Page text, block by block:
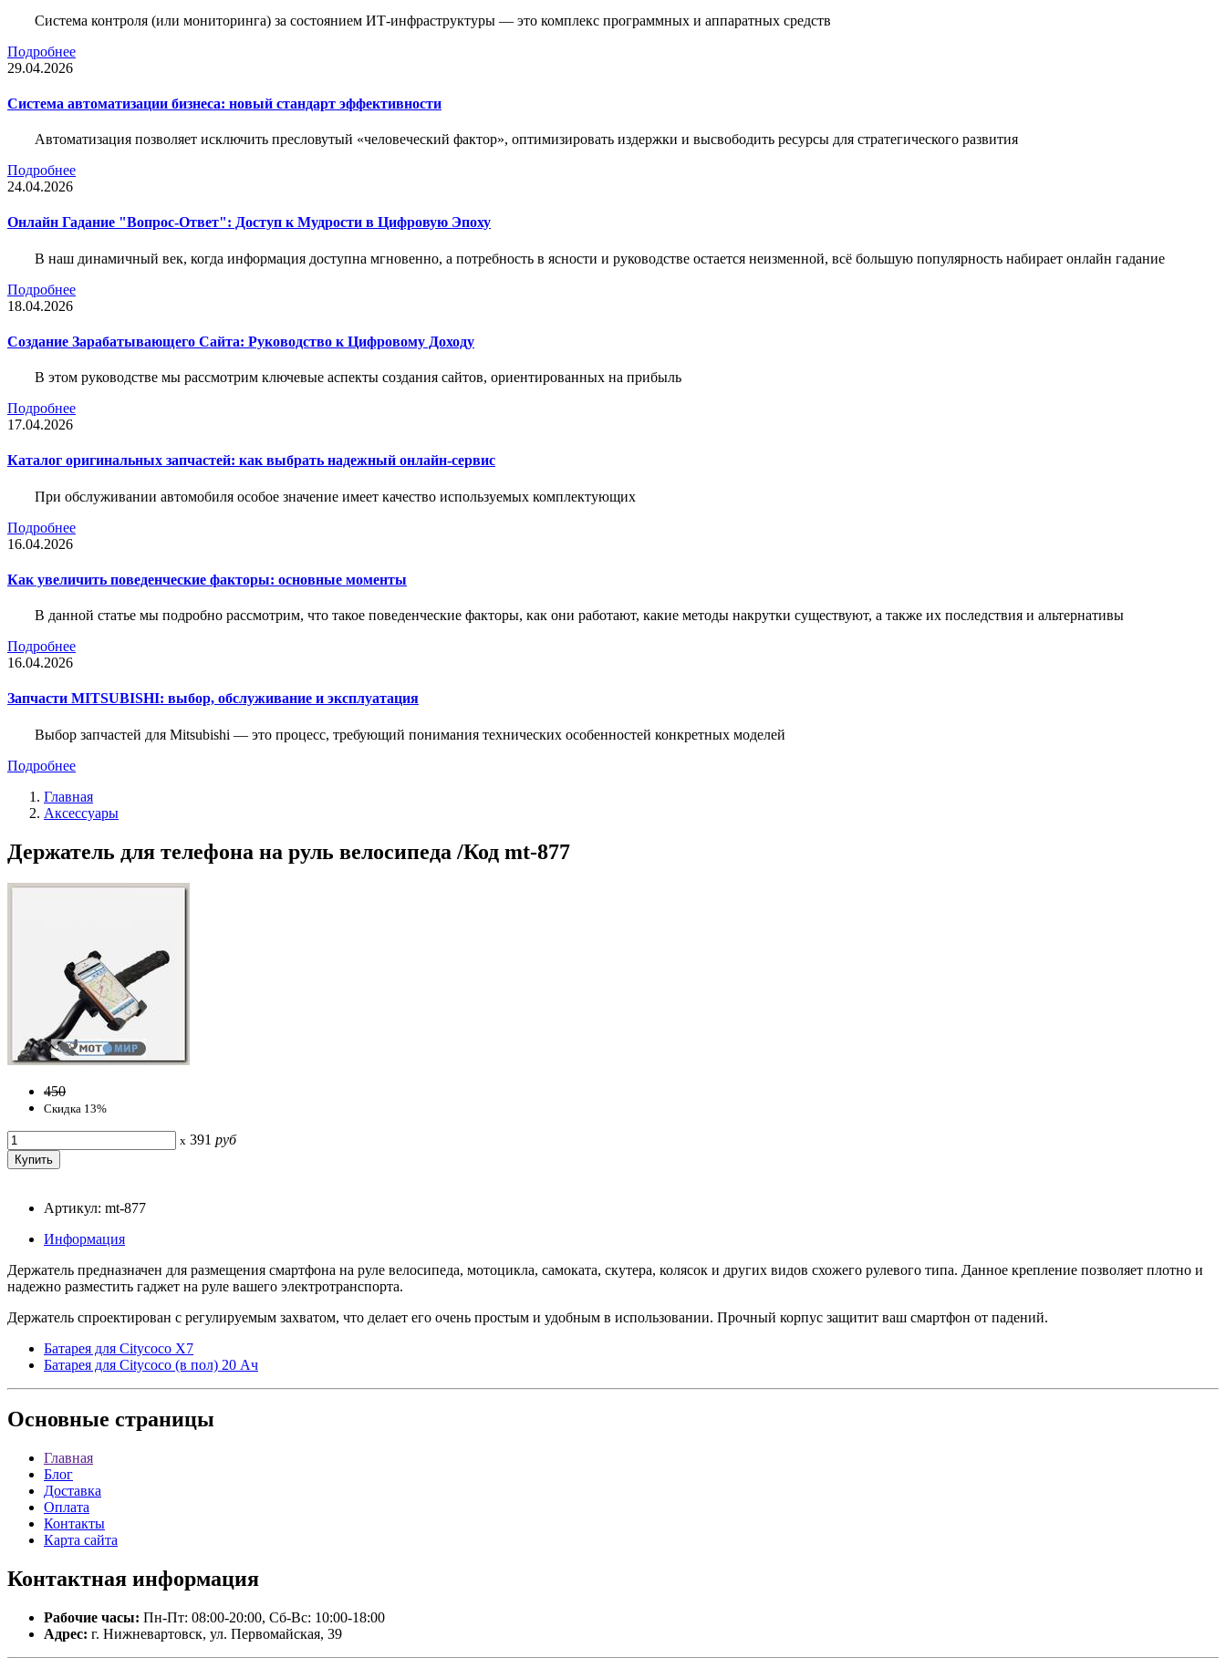
Система контроля (или мониторинга) за состоянием ИТ-инфраструктуры — это комплекс программных и аппаратных средств
Подробнее
29.04.2026
Система автоматизации бизнеса: новый стандарт эффективности
Автоматизация позволяет исключить пресловутый «человеческий фактор», оптимизировать издержки и высвободить ресурсы для стратегического развития
Подробнее
24.04.2026
Онлайн Гадание "Вопрос-Ответ": Доступ к Мудрости в Цифровую Эпоху
В наш динамичный век, когда информация доступна мгновенно, а потребность в ясности и руководстве остается неизменной, всё большую популярность набирает онлайн гадание
Подробнее
18.04.2026
Создание Зарабатывающего Сайта: Руководство к Цифровому Доходу
В этом руководстве мы рассмотрим ключевые аспекты создания сайтов, ориентированных на прибыль
Подробнее
17.04.2026
Каталог оригинальных запчастей: как выбрать надежный онлайн-сервис
При обслуживании автомобиля особое значение имеет качество используемых комплектующих
Подробнее
16.04.2026
Как увеличить поведенческие факторы: основные моменты
В данной статье мы подробно рассмотрим, что такое поведенческие факторы, как они работают, какие методы накрутки существуют, а также их последствия и альтернативы
Подробнее
16.04.2026
Запчасти MITSUBISHI: выбор, обслуживание и эксплуатация
Выбор запчастей для Mitsubishi — это процесс, требующий понимания технических особенностей конкретных моделей
Подробнее
Главная
Аксессуары
Держатель для телефона на руль велосипеда /Код mt-877
450
Скидка 13%
x 391 руб
Артикул: mt-877
Информация
Держатель предназначен для размещения смартфона на руле велосипеда, мотоцикла, самоката, скутера, колясок и других видов схожего рулевого типа. Данное крепление позволяет плотно и
надежно разместить гаджет на руле вашего электротранспорта.
Держатель спроектирован с регулируемым захватом, что делает его очень простым и удобным в использовании. Прочный корпус защитит ваш смартфон от падений.
Батарея для Citycoco X7
Батарея для Citycoco (в пол) 20 Ач
Основные страницы
Главная
Блог
Доставка
Оплата
Контакты
Карта сайта
Контактная информация
Рабочие часы: Пн-Пт: 08:00-20:00, Сб-Вс: 10:00-18:00
Адрес: г. Нижневартовск, ул. Первомайская, 39